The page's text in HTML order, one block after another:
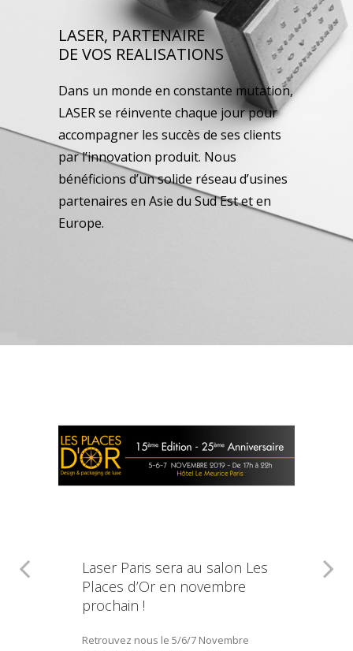
LASER, PARTENAIRE
DE VOS REALISATIONS
Dans un monde en constante mutation,
LASER se réinvente chaque jour pour
accompagner les succès de ses clients
par l’innovation produit. Nous
bénéficions d’un solide réseau d’usines
partenaires en Asie du Sud Est et en
Europe.
Laser Paris sera au salon Les
Places d’Or en novembre
prochain !
Retrouvez nous le 5/6/7 Novembre